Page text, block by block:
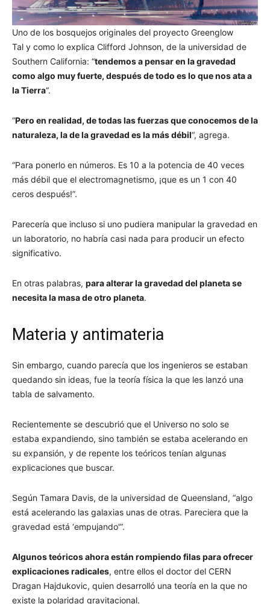
Uno de los bosquejos originales del proyecto Greenglow
Tal y como lo explica Clifford Johnson, de la universidad de
Southern California: “tendemos a pensar en la gravedad
como algo muy fuerte, después de todo es lo que nos ata a
la Tierra“.
“Pero en realidad, de todas las fuerzas que conocemos de la
naturaleza, la de la gravedad es la más débil“, agrega.
“Para ponerlo en números. Es 10 a la potencia de 40 veces
más débil que el electromagnetismo, ¡que es un 1 con 40
ceros después!”.
Parecería que incluso si uno pudiera manipular la gravedad en
un laboratorio, no habría casi nada para producir un efecto
significativo.
En otras palabras, para alterar la gravedad del planeta se
necesita la masa de otro planeta.
Materia y antimateria
Sin embargo, cuando parecía que los ingenieros se estaban
quedando sin ideas, fue la teoría física la que les lanzó una
tabla de salvamento.
Recientemente se descubrió que el Universo no solo se
estaba expandiendo, sino también se estaba acelerando en
su expansión, y de repente los teóricos tenían algunas
explicaciones que buscar.
Según Tamara Davis, de la universidad de Queensland, “algo
está acelerando las galaxias unas de otras. Pareciera que la
gravedad está ‘empujando'”.
Algunos teóricos ahora están rompiendo filas para ofrecer
explicaciones radicales, entre ellos el doctor del CERN
Dragan Hajdukovic, quien desarrolló una teoría en la que no
existe la polaridad gravitacional.